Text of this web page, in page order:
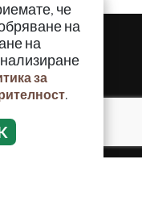
че
на
на
за
.